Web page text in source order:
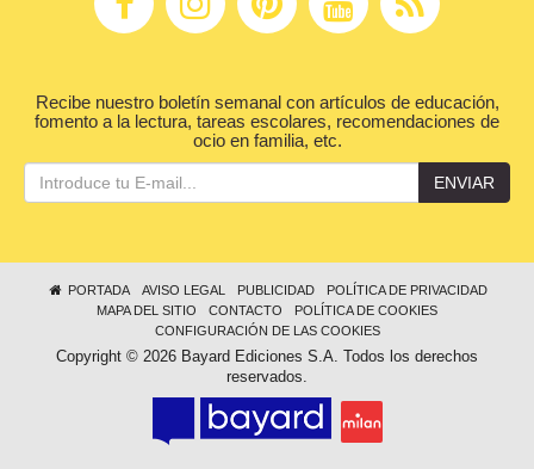
Recibe nuestro boletín semanal con artículos de educación,
fomento a la lectura, tareas escolares, recomendaciones de
ocio en familia, etc.
ENVIAR
PORTADA AVISO LEGAL PUBLICIDAD
POLÍTICA DE PRIVACIDAD
MAPA DEL SITIO
CONTACTO
POLÍTICA DE COOKIES
CONFIGURACIÓN DE LAS COOKIES
Copyright © 2026 Bayard Ediciones S.A. Todos los derechos
reservados.